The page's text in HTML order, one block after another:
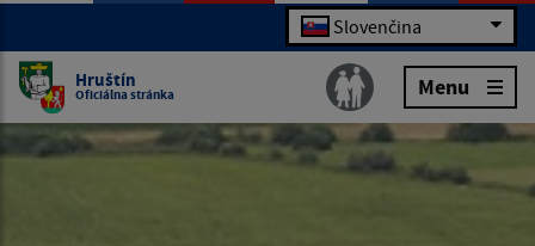
Slovenčina
Hruštín
Oficiálna stránka Menu